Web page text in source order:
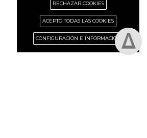
RECHAZAR COOKIES
ACEPTO TODAS LAS COOKIES
CONFIGURACIÓN E INFORMACIÓN